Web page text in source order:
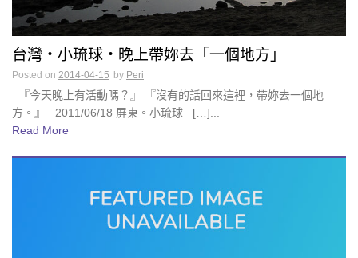
台灣・小琉球・晚上帶妳去「一個地方」
Posted on 2014-04-15 by Peri
『今天晚上有活動嗎？』 『沒有的話回來這裡，帶妳去一個地
方。』 2011/06/18 屏東。小琉球 […]...
Read More